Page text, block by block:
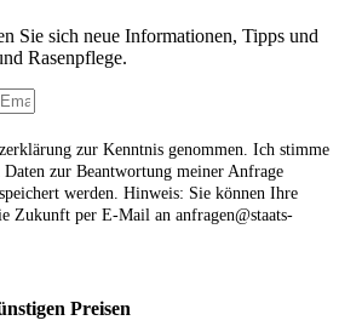
Sie sich neue Informationen, Tipps und
Rasenpflege.
zur Kenntnis genommen. Ich stimme
Daten zur Beantwortung meiner Anfrage
werden. Hinweis: Sie können Ihre
per E‑Mail an anfragen@staats-
Preisen